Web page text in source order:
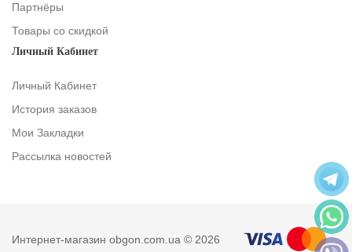
Партнёры
Товары со скидкой
Личный Кабинет
Личный Кабинет
История заказов
Мои Закладки
Рассылка новостей
Интернет-магазин obgon.com.ua © 2026